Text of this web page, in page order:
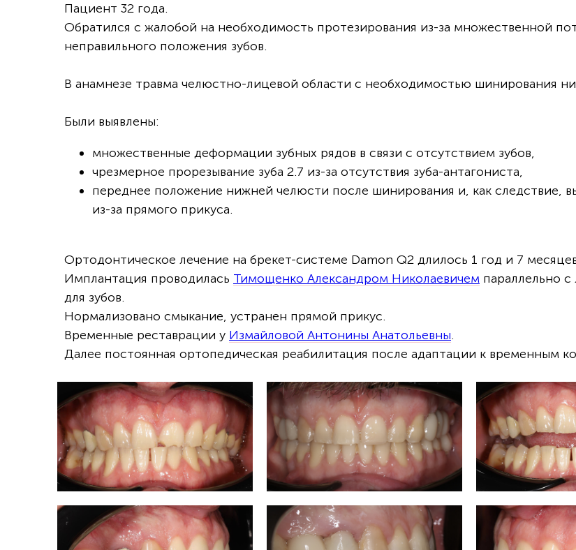
Пациент 32 года.
Обратился с жалобой на необходимость протезирования из-за множественной
неправильного положения зубов.
В анамнезе травма челюстно-лицевой области с необходимостью шинирования
Были выявлены:
множественные деформации зубных рядов в связи с отсутствием зубов,
чрезмерное прорезывание зуба 2.7 из-за отсутствия зуба-антагониста,
переднее положение нижней челюсти после шинирования и, как следствие,
из-за прямого прикуса.
Ортодонтическое лечение на брекет-системе Damon Q2 длилось 1 год и 7
Имплантация проводилась Тимощенко Александром Николаевичем параллельно с
для зубов.
Нормализовано смыкание, устранен прямой прикус.
Временные реставрации у Измайловой Антонины Анатольевны.
Далее постоянная ортопедическая реабилитация после адаптации к временным